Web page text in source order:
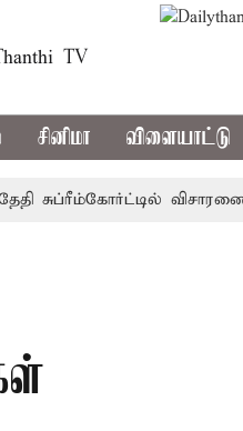
TV
சினிமா விளையாட்டு
சுப்ரீம்கோர்ட்டில் விசாரணை